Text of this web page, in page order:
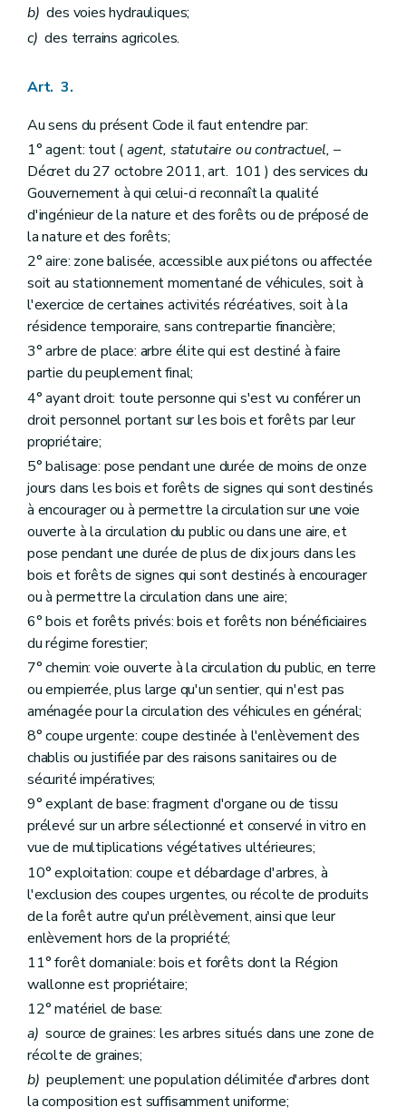
Chapitre VI Des exploitations
Art. 80
Art. 81
Art. 85
Art. 86
Art. 87
Art. 88
Art. 89
Art. 90
Art. 91
Titre V De la surveillance, des incriminations, des sanctions et des mesures de réparation dans les bois et forêts
Chapitre premier
De la surveillance dans les bois et forêts des personnes morales de droit public
Art. 92
Art. 93
Chapitre II De la surveillance dans les bois et forêts privés
Art. 94
Art. 95
Chapitre III Des incriminations, des sanctions et des mesures de réparation dans les bois et forêts
Art. 96
Art. 97
Art. 98
Art. 99
Art. 100
Art. 101
Art. 102
Art. 103
Art. 104
Art. 105
Art. 106
Art. 107
Art. 108
Art. 109
Titre VI Dispositions modificatives et abrogatoires
Art. 110
Art. 111
Art. 112
Art. 113
Art. 114
Art. 115
Art. 116
Art. 117
Art. 118
Art. 119
Art. 120
Art. 121
Art. 122
Art. 123
Titre VII Dispositions finales et transitoires
Art. 124
Art. 125
Art. 126
Art. 127
Art. 128
Art. 129
b) des voies hydrauliques;
c) des terrains agricoles.
Art. 3.
Au sens du présent Code il faut entendre par:
1° agent: tout (agent, statutaire ou contractuel, –
Décret du 27 octobre 2011, art. 101 ) des services du
Gouvernement à qui celui-ci reconnaît la qualité
d'ingénieur de la nature et des forêts ou de préposé de
la nature et des forêts;
2° aire: zone balisée, accessible aux piétons ou affectée
soit au stationnement momentané de véhicules, soit à
l'exercice de certaines activités récréatives, soit à la
résidence temporaire, sans contrepartie financière;
3° arbre de place: arbre élite qui est destiné à faire
partie du peuplement final;
4° ayant droit: toute personne qui s'est vu conférer un
droit personnel portant sur les bois et forêts par leur
propriétaire;
5° balisage: pose pendant une durée de moins de onze
jours dans les bois et forêts de signes qui sont destinés
à encourager ou à permettre la circulation sur une voie
ouverte à la circulation du public ou dans une aire, et
pose pendant une durée de plus de dix jours dans les
bois et forêts de signes qui sont destinés à encourager
ou à permettre la circulation dans une aire;
6° bois et forêts privés: bois et forêts non bénéficiaires
du régime forestier;
7° chemin: voie ouverte à la circulation du public, en terre
ou empierrée, plus large qu'un sentier, qui n'est pas
aménagée pour la circulation des véhicules en général;
8° coupe urgente: coupe destinée à l'enlèvement des
chablis ou justifiée par des raisons sanitaires ou de
sécurité impératives;
9° explant de base: fragment d'organe ou de tissu
prélevé sur un arbre sélectionné et conservé in vitro en
vue de multiplications végétatives ultérieures;
10° exploitation: coupe et débardage d'arbres, à
l'exclusion des coupes urgentes, ou récolte de produits
de la forêt autre qu'un prélèvement, ainsi que leur
enlèvement hors de la propriété;
11° forêt domaniale: bois et forêts dont la Région
wallonne est propriétaire;
12° matériel de base:
a) source de graines: les arbres situés dans une zone de
récolte de graines;
b) peuplement: une population délimitée d'arbres dont
la composition est suffisamment uniforme;